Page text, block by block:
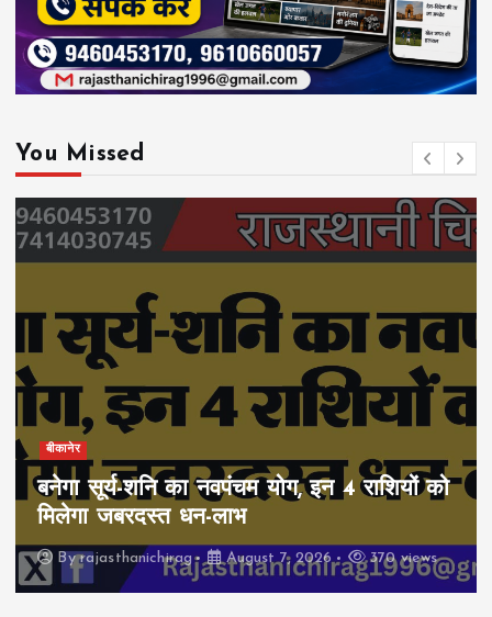
You Missed
बीकानेर
बनेगा सूर्य-शनि का नवपंचम योग, इन 4 राशियों को
मिलेगा जबरदस्त धन-लाभ
Byrajasthanichirag August 7, 2026 370 views